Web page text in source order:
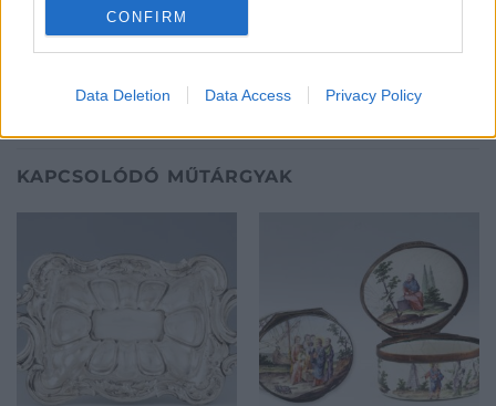
CONFIRM
Data Deletion Data Access Privacy Policy
KAPCSOLÓDÓ MŰTÁRGYAK